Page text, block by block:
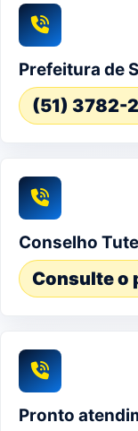
Prefeitura de
(51) 3782-
Conselho
Consulte o
Pronto